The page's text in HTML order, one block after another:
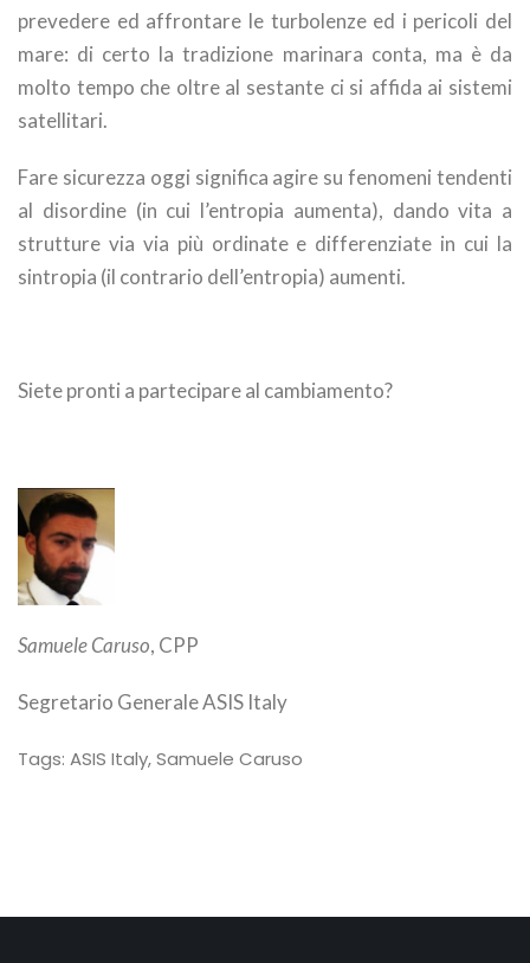
prevedere ed affrontare le turbolenze ed i pericoli del
mare: di certo la tradizione marinara conta, ma è da
molto tempo che oltre al sestante ci si affida ai sistemi
satellitari.
Fare sicurezza oggi significa agire su fenomeni tendenti
al disordine (in cui l’entropia aumenta), dando vita a
strutture via via più ordinate e differenziate in cui la
sintropia (il contrario dell’entropia) aumenti.
Siete pronti a partecipare al cambiamento?
Samuele Caruso, CPP
Segretario Generale ASIS Italy
Tags: ASIS Italy,Samuele Caruso